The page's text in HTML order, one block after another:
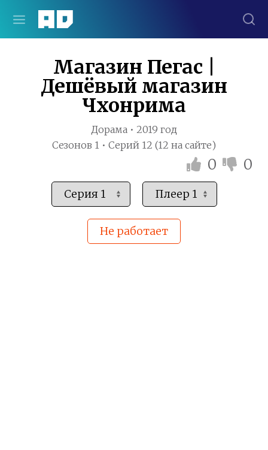
Магазин Пегас |
Дешёвый магазин
Чхонрима
Дорама • 2019 год
Сезонов 1 • Серий 12 (12 на сайте)
0 0
Не работает